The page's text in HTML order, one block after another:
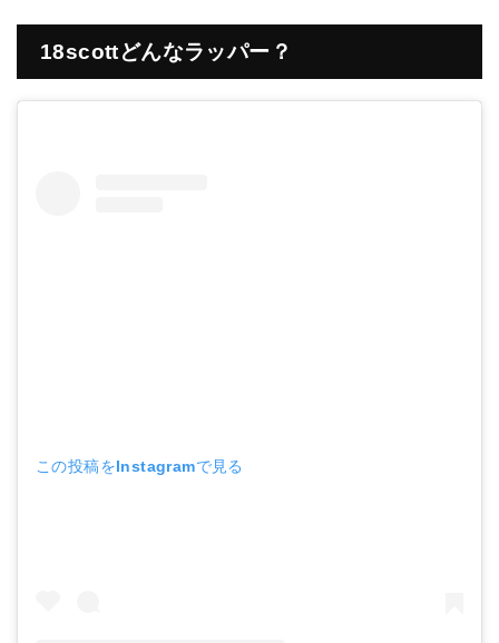
18scottどんなラッパー？
この投稿をInstagramで見る